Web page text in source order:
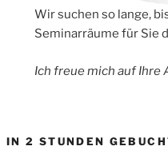
Wir suchen so lange,
Seminarräume für Sie
Ich freue mich auf Ihre
IN 2 STUNDEN